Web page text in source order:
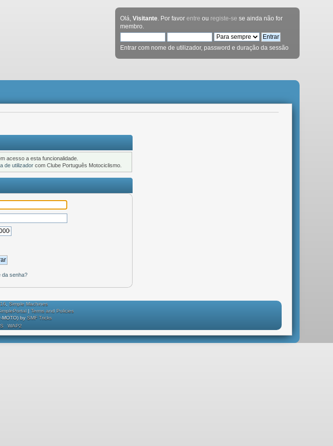
Olá, Visitante. Por favor entre ou registe-se se ainda não for
membro.
Entrar com nome de utilizador, password e duração da sessão
acesso a esta funcionalidade.
de utilizadorcom Clube Português Motociclismo.
da senha?
, Simple Machines
| Terms and Policies
MOTO) by SMF Tricks
WAP2